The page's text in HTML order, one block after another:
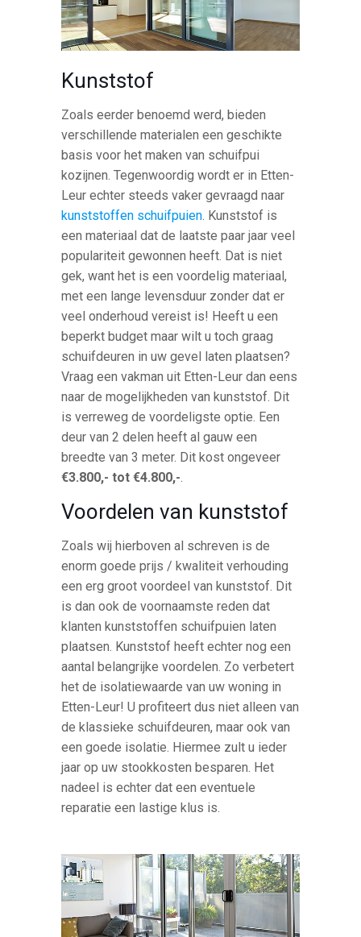
Kunststof
Zoals eerder benoemd werd, bieden
verschillende materialen een geschikte
basis voor het maken van schuifpui
kozijnen. Tegenwoordig wordt er in Etten-
Leur echter steeds vaker gevraagd naar
kunststoffen schuifpuien . Kunststof is
een materiaal dat de laatste paar jaar veel
populariteit gewonnen heeft. Dat is niet
gek, want het is een voordelig materiaal,
met een lange levensduur zonder dat er
veel onderhoud vereist is! Heeft u een
beperkt budget maar wilt u toch graag
schuifdeuren in uw gevel laten plaatsen?
Vraag een vakman uit Etten-Leur dan eens
naar de mogelijkheden van kunststof. Dit
is verreweg de voordeligste optie. Een
deur van 2 delen heeft al gauw een
breedte van 3 meter. Dit kost ongeveer
€3.800,- tot €4.800,-
Voordelen van kunststof
Zoals wij hierboven al schreven is de
enorm goede prijs / kwaliteit verhouding
een erg groot voordeel van kunststof. Dit
is dan ook de voornaamste reden dat
klanten kunststoffen schuifpuien laten
plaatsen. Kunststof heeft echter nog een
aantal belangrijke voordelen. Zo verbetert
het de isolatiewaarde van uw woning in
Etten-Leur! U profiteert dus niet alleen van
de klassieke schuifdeuren, maar ook van
een goede isolatie. Hiermee zult u ieder
jaar op uw stookkosten besparen. Het
nadeel is echter dat een eventuele
reparatie een lastige klus is.